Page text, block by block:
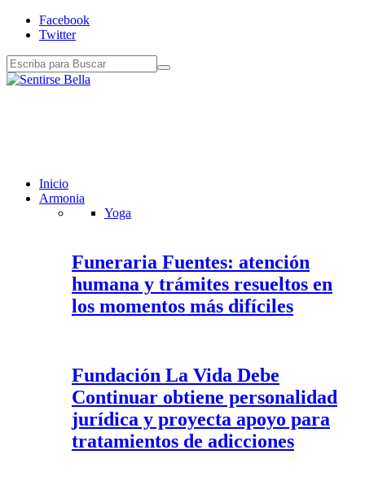
Facebook
Twitter
Inicio
Armonia
Yoga
Funeraria Fuentes: atención
humana y trámites resueltos en
los momentos más difíciles
Fundación La Vida Debe
Continuar obtiene personalidad
jurídica y proyecta apoyo para
tratamientos de adicciones